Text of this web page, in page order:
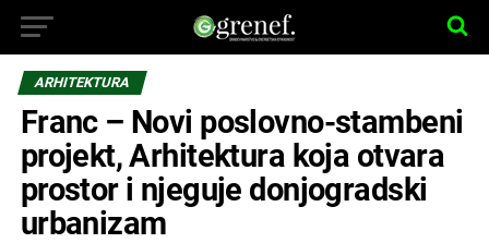
ARHITEKTURA
Franc – Novi poslovno-stambeni
projekt, Arhitektura koja otvara
prostor i njeguje donjogradski
urbanizam